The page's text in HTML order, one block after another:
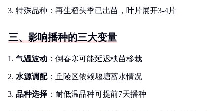
特殊品种：再生稻头季已出苗，叶片展开3-4片
三、影响播种的三大变量
气温波动 ：倒春寒可能延迟秧苗移栽
水源调配：丘陵区依赖堰塘蓄水情况
品种选择 ：耐低温品种可提前7天播种